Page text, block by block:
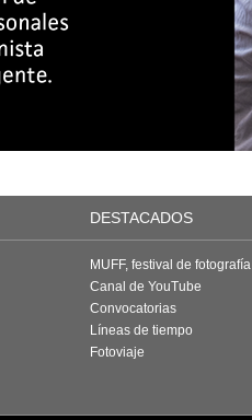
DESTACADOS
MUFF, festival de fotografía
Canal de YouTube
Convocatorias
Líneas de tiempo
Fotoviaje